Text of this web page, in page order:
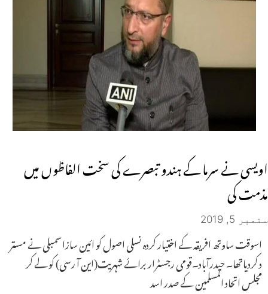
اویسی نے سرما کے ہندو تبصرے کی سخت الفاظوں میں
مذمت کی
ستمبر 5, 2019
اسوقت ساوتھ افریقہ کے اختیار کردہ نسلی اصول کو ائین سازاسمبلی نے مستر
د کردیاتھا۔ حیدرآباد۔قومی رجسٹرار برائے شہریت(این آ رسی) کو لے کر
مجلس اتحاد المسلمین کے صدر اسد